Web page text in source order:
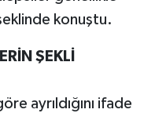
konuştu.
ŞEKLİ
ayrıldığını ifade